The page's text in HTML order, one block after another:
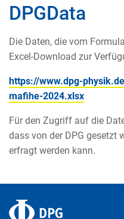
DPGData
Die Daten, die vom
Excel-Download zur
https://www.dpg-
mafihe-2024.xlsx
Für den Zugriff auf die
dass von der DPG gesetzt
erfragt werden kann.